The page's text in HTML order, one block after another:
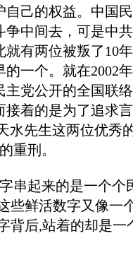
自己的权益。中国
争中间去，可是中
就有两位被叛了10
的一个。就在2002
党公开的全国联
接着的是为了追求
水先生这两位优秀
重刑。
起来的是一个个
些鲜活数字又像一
背后,站着的却是一